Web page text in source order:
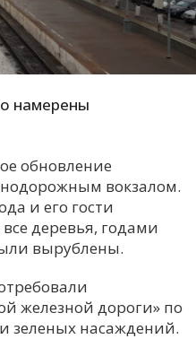
намерены
обновление
вокзалом.
и его гости
деревья, годами
вырублены.
железной дороги» по
зеленых насаждений.